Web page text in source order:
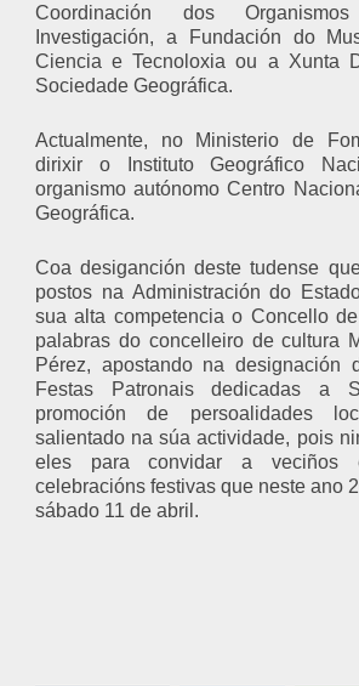
Coordinación dos
Investigación, a Fundación do
Ciencia e Tecnoloxia ou a Xunta
Sociedade Geográfica.
Actualmente, no Ministerio de
dirixir o Instituto Geográfico
organismo autónomo Centro
Geográfica.
Coa desiganción deste tudense
postos na Administración do
sua alta competencia o Concello
palabras do concelleiro de cultura
Pérez, apostando na designación
Festas Patronais dedicadas a
promoción de persoalidades
salientado na súa actividade, pois
eles para convidar a veciños
celebracións festivas que neste ano
sábado 11 de abril.